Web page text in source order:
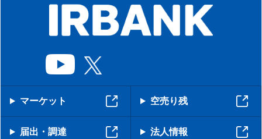
マーケット 空売り残
届出・調達 法人情報